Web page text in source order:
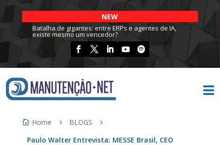
NEW
Batalha de gigantes: entre ERPs e agentes de IA,
existe mesmo um vencedor?

Home
BLOGS
Paulo Walter Entrevista: MESSE Brasil, CEO